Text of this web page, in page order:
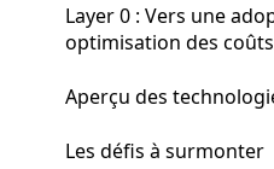
Layer 0 : Vers une
optimisation des coûts
Aperçu des
Les défis à surmonter